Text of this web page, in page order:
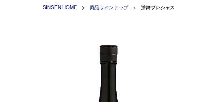
SINSEN HOME > 商品ラインナップ> 蛍舞プレシャス